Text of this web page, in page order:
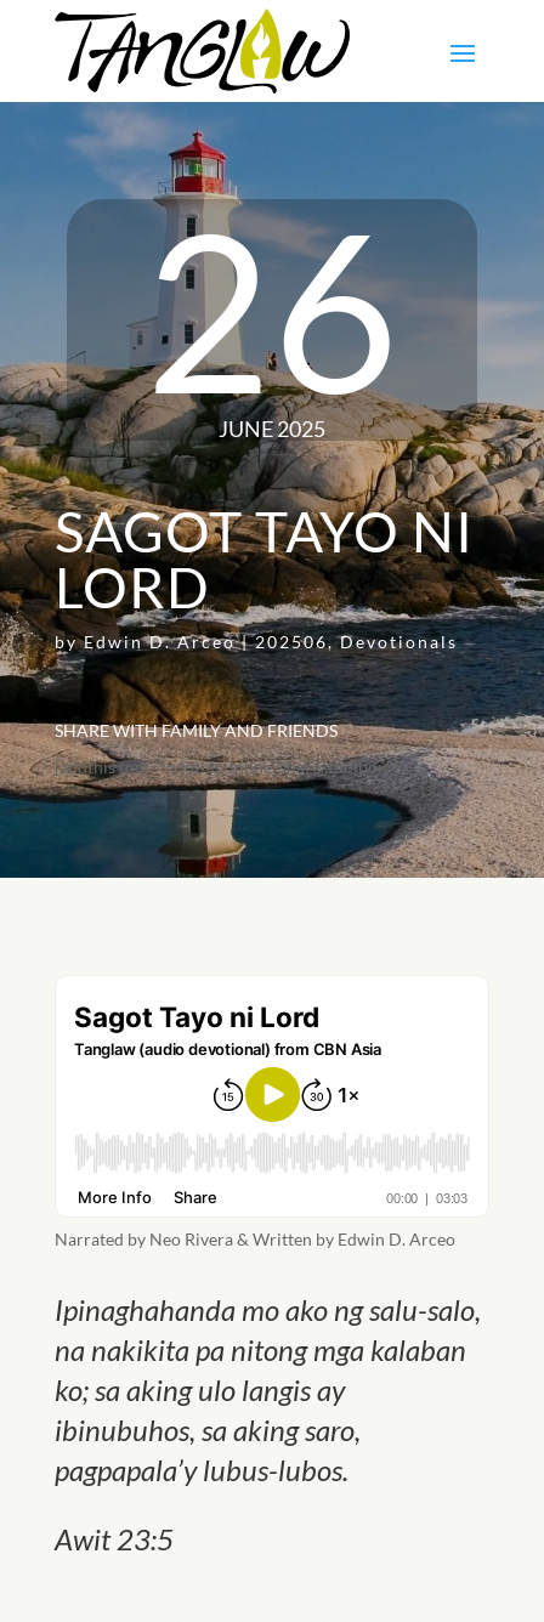
26
JUNE 2025
SAGOT TAYO NI
LORD
byEdwin D. Arceo|202506,Devotionals
SHARE WITH FAMILY AND FRIENDS
[addthis tool="addthis_inline_share_toolbox"]
Narrated by Neo Rivera & Written by Edwin D. Arceo
Ipinaghahanda mo ako ng salu-salo,
na nakikita pa nitong mga kalaban
ko; sa aking ulo langis ay
ibinubuhos, sa aking saro,
pagpapala’y lubus-lubos.
Awit 23:5